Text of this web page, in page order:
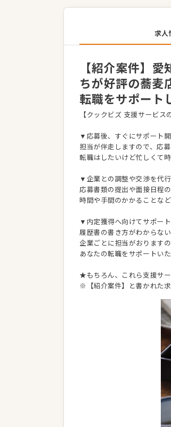
求人
【紹介案件】
ちが好評の蕎麦
転職をサポート
【クックビズ 支援サービス
▼応募後、すぐにサポート開
担当が伴走しますので、応
転職はしたいけど忙しくて
▼企業との調整や交渉を代行
応募書類の提出や面接日程
時間や手間のかかることな
▼内定獲得へ向けてサポート
履歴書の書き方がわからな
企業ごとに担当がおります
あなたの転職をサポートいた
★もちろん、これら支援サ
※【紹介案件】と書かれた求